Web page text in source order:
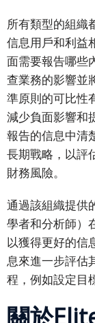
所有類型的組織
信息用戶和利益
面需要報告哪些
查業務的影響並
準原則的可比性
減少負面影響和
報告的信息中清
長期戰略，以評
財務風險。
通過該組織提供
學者和分析師）
以獲得更好的信
息來進一步評估
程，例如設定目
中
文
繁
體
中
文
日
文
韓
語
印
尼